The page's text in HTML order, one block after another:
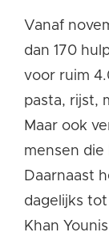
Vanaf
dan 170
voor ruim
pasta, rijst,
Maar ook
mensen die
Daarnaast
dagelijks
Khan